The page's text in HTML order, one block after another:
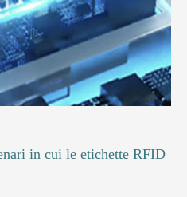
in cui le etichette RFID